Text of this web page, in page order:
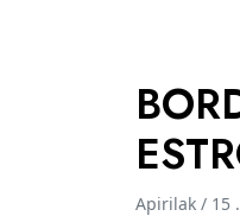
Apirilak / 15